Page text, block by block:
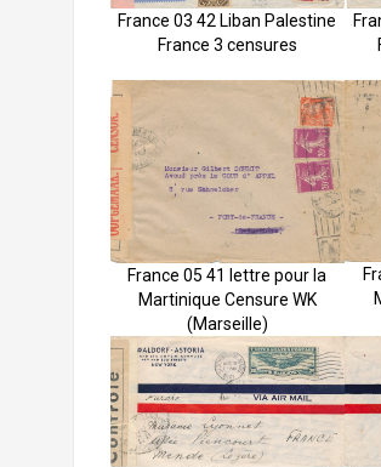
France 03 42 Liban Palestine
France 3 censures
France 05 41 lettre pour la
Martinique Censure WK
(Marseille)